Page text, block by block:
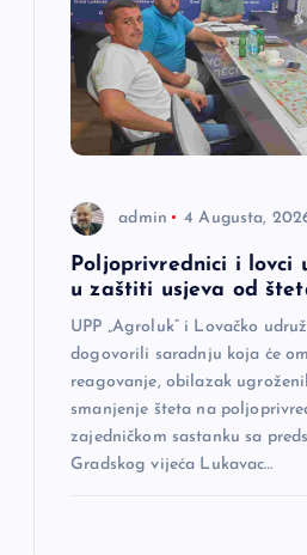
admin 4 Augusta,
Poljoprivrednici i lovci
u zaštiti usjeva od
UPP „Agroluk“ i Lovačko
dogovorili saradnju koja će
reagovanje, obilazak
smanjenje šteta na
zajedničkom sastanku sa
Gradskog vijeća Lukavac…